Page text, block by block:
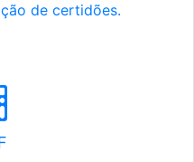
de certidões.